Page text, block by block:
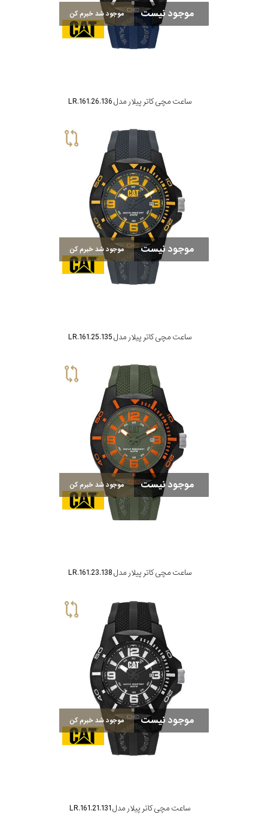
موجود نیست موجود شد خبرم کن
ساعت مچی کاتر پیلار مدل LR.161.26.136
موجود نیست موجود شد خبرم کن
ساعت مچی کاتر پیلار مدل LR.161.25.135
موجود نیست موجود شد خبرم کن
ساعت مچی کاتر پیلار مدل LR.161.23.138
موجود نیست موجود شد خبرم کن
ساعت مچی کاتر پیلار مدل LR.161.21.131